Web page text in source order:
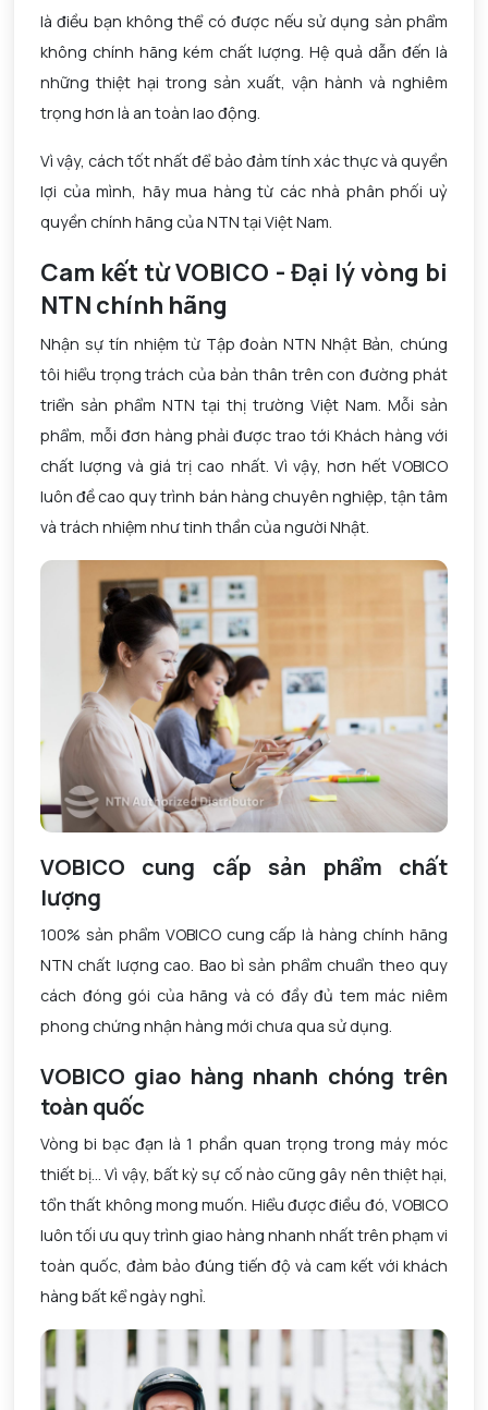
là điều bạn không thể có được nếu sử dụng sản phẩm
không chính hãng kém chất lượng. Hệ quả dẫn đến là
những thiệt hại trong sản xuất, vận hành và nghiêm
trọng hơn là an toàn lao động.
Vì vậy, cách tốt nhất để bảo đảm tính xác thực và quyền
lợi của mình, hãy mua hàng từ các nhà phân phối uỷ
quyền chính hãng của NTN tại Việt Nam.
Cam kết từ VOBICO - Đại lý vòng bi
NTN chính hãng
Nhận sự tín nhiệm từ Tập đoàn NTN Nhật Bản, chúng
tôi hiểu trọng trách của bản thân trên con đường phát
triển sản phẩm NTN tại thị trường Việt Nam. Mỗi sản
phẩm, mỗi đơn hàng phải được trao tới Khách hàng với
chất lượng và giá trị cao nhất. Vì vậy, hơn hết VOBICO
luôn đề cao quy trình bán hàng chuyên nghiệp, tận tâm
và trách nhiệm như tinh thần của người Nhật.
VOBICO cung cấp sản phẩm chất
lượng
100% sản phẩm VOBICO cung cấp là hàng chính hãng
NTN chất lượng cao. Bao bì sản phẩm chuẩn theo quy
cách đóng gói của hãng và có đầy đủ tem mác niêm
phong chứng nhận hàng mới chưa qua sử dụng.
VOBICO giao hàng nhanh chóng trên
toàn quốc
Vòng bi bạc đạn là 1 phần quan trọng trong máy móc
thiết bị... Vì vậy, bất kỳ sự cố nào cũng gây nên thiệt hại,
tổn thất không mong muốn. Hiểu được điều đó, VOBICO
luôn tối ưu quy trình giao hàng nhanh nhất trên phạm vi
toàn quốc, đảm bảo đúng tiến độ và cam kết với khách
hàng bất kể ngày nghỉ.